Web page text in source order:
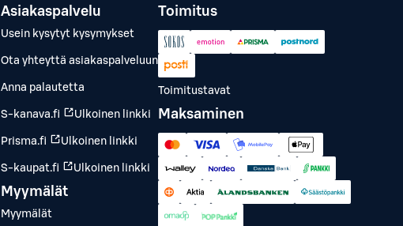
Asiakaspalvelu
Usein kysytyt kysymykset
Ota yhteyttä asiakaspalveluun
Anna palautetta
S-kanava.fi Ulkoinen linkki
Prisma.fi Ulkoinen linkki
S-kaupat.fi Ulkoinen linkki
Myymälät
Myymälät
Toimitus
Toimitustavat
Maksaminen